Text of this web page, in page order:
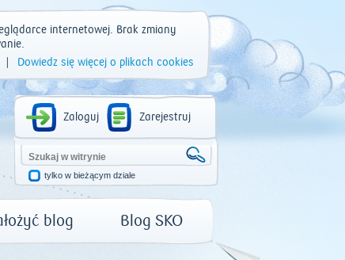
internetowej. Brak zmiany
Dowiedz się więcej o plikach cookies
Zaloguj Zarejestruj
tylko w bieżącym dziale
blog Blog SKO